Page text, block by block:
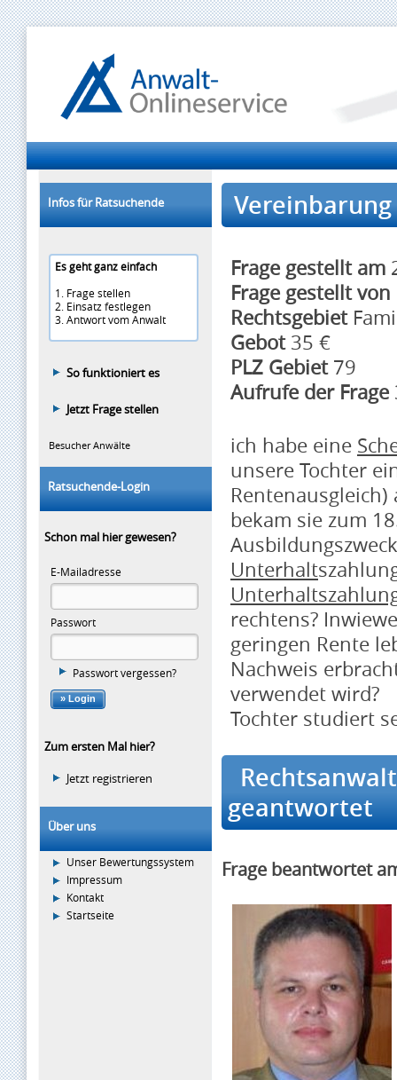
Infos für Ratsuchende
Es geht ganz einfach
1. Frage stellen
2. Einsatz festlegen
3. Antwort vom Anwalt
So funktioniert es
Jetzt Frage stellen
Besucher Anwälte
Ratsuchende-Login
Schon mal hier gewesen?
E-Mailadresse
Passwort
Passwort vergessen?
Zum ersten Mal hier?
Jetzt registrieren
Über uns
Unser Bewertungssystem
Impressum
Kontakt
Startseite
Frage gestellt am
Frage gestellt von
Rechtsgebiet
Gebot35 €
PLZ Gebiet79
Aufrufe der Frage
ich habe eine
unsere Tochter
bekam sie zum
Unterhalt
rechtens?
geringen Rente
Nachweis
verwendet wird?
Tochter studiert
geantwortet
Frage beantwortet